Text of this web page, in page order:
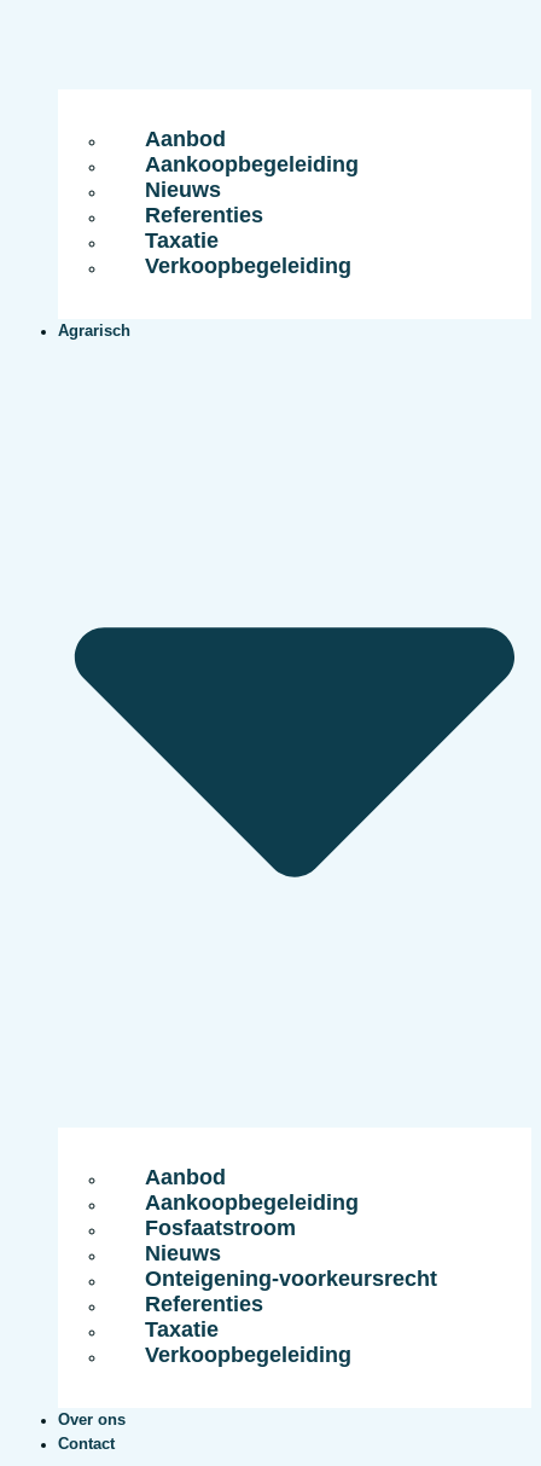
Aanbod
Aankoopbegeleiding
Nieuws
Referenties
Taxatie
Verkoopbegeleiding
Agrarisch
Aanbod
Aankoopbegeleiding
Fosfaatstroom
Nieuws
Onteigening-voorkeursrecht
Referenties
Taxatie
Verkoopbegeleiding
Over ons
Contact